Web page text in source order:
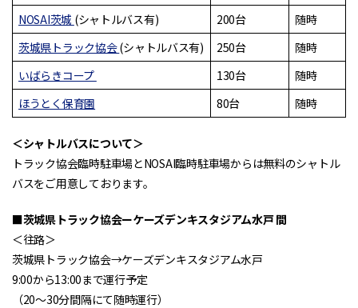
NOSAI茨城 (シャトルバス有) 200台
随時
茨城県トラック協会(シャトルバス有) 250台
随時
いばらきコープ
130台
随時
ほうとく保育園
80台 随時
＜シャトルバスについて＞
トラック協会臨時駐車場とNOSAI臨時駐車場からは無料のシャトル
バスをご用意しております。
■茨城県トラック協会ーケーズデンキスタジアム水戸 間
＜往路＞
茨城県トラック協会→ケーズデンキスタジアム水戸
9:00から13:00まで運行予定
（20～30分間隔にて随時運行）